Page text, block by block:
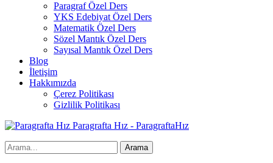
Paragraf Özel Ders
YKS Edebiyat Özel Ders
Matematik Özel Ders
Sözel Mantık Özel Ders
Sayısal Mantık Özel Ders
Blog
İletişim
Hakkımızda
Çerez Politikası
Gizlilik Politikası
Paragrafta Hız - ParagraftaHız